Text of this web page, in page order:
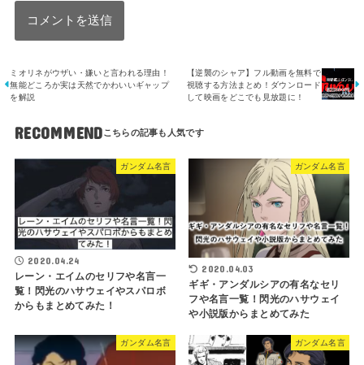
ミオリネがウザい・嫌いと言われる理由！
無能どころか実は天然でかわいいギャップ
を解説
【逆襲のシャア】フル動画を無料で
視聴する方法まとめ！ダウンロード
して映画をどこでも見放題に！
RECOMMEND
ガンダム名言
2020.04.24
レーン・エイムのセリフや名言一
覧！閃光のハサウェイやスパロボ
からもまとめてみた！
ガンダム名言
2020.04.03
ギギ・アンダルシアの有名なセリ
フや名言一覧！閃光のハサウェイ
や小説版からまとめてみた
ガンダム名言 ガンダム名言